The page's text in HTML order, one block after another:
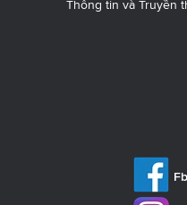
Thông tin và Truyền